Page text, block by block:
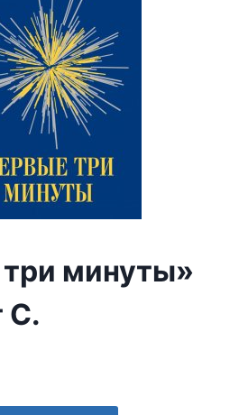
минуты»
С.